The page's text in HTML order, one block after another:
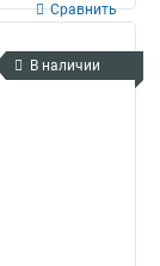
Сравнить
В наличии